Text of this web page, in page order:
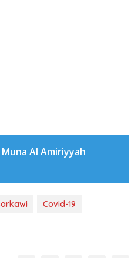
Al Amiriyyah
Covid-19